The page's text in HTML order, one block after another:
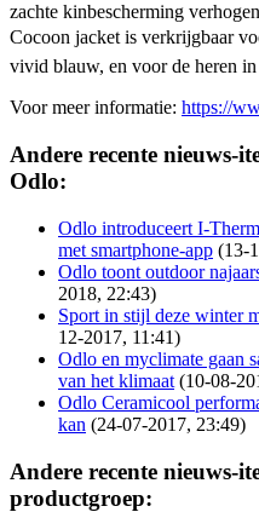
zachte kinbescherming
Cocoon jacket is verkrijgbaar
vivid blauw, en voor de heren
Voor meer informatie: https://
Andere recente nieuws-
Odlo:
Odlo introduceert I-
met smartphone-app (13-
Odlo toont outdoor
2018, 22:43)
Sport in stijl deze winter
12-2017, 11:41)
Odlo en myclimate gaan
van het klimaat (10-08-
Odlo Ceramicool
kan (24-07-2017, 23:49)
Andere recente nieuws-
productgroep: